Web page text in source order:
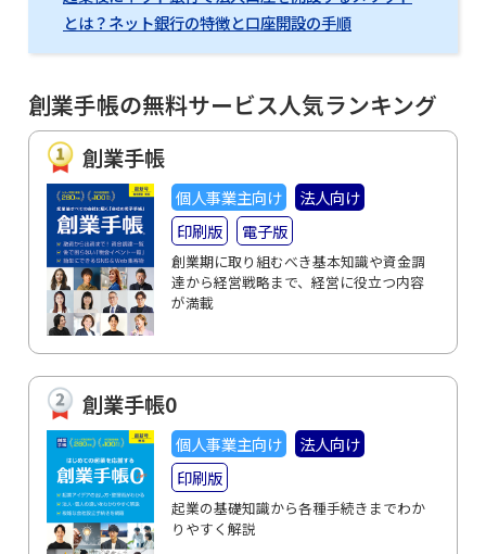
とは？ネット銀行の特徴と口座開設の手順
創業手帳の無料サービス人気ランキング
創業手帳
個人事業主向け
法人向け
印刷版
電子版
創業期に取り組むべき基本知識や資金調
達から経営戦略まで、経営に役立つ内容
が満載
創業手帳0
個人事業主向け
法人向け
印刷版
起業の基礎知識から各種手続きまでわか
りやすく解説